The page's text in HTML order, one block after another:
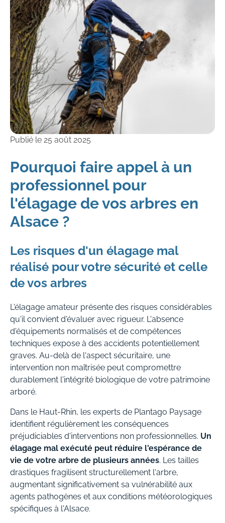
Publié le 25 août 2025
Pourquoi faire appel à un
professionnel pour
l'élagage de vos arbres en
Alsace ?
Les risques d'un élagage mal
réalisé pour votre sécurité et celle
de vos arbres
L'élagage amateur présente des risques considérables
qu'il convient d'évaluer avec rigueur. L'absence
d'équipements normalisés et de compétences
techniques expose à des accidents potentiellement
graves. Au-delà de l'aspect sécuritaire, une
intervention non maîtrisée peut compromettre
durablement l'intégrité biologique de votre patrimoine
arboré.
Dans le Haut-Rhin, les experts de Plantago Paysage
identifient régulièrement les conséquences
préjudiciables d'interventions non professionnelles. Un
élagage mal exécuté peut réduire l'espérance de
vie de votre arbre de plusieurs années. Les tailles
drastiques fragilisent structurellement l'arbre,
augmentant significativement sa vulnérabilité aux
agents pathogènes et aux conditions météorologiques
spécifiques à l'Alsace.